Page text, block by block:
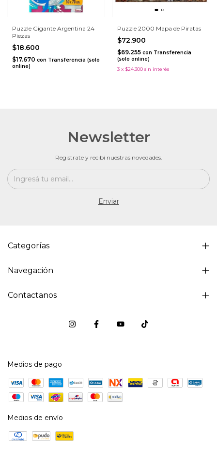
Puzzle Gigante Argentina 24
Piezas
$18.600
$17.670 con Transferencia (solo
online)
Puzzle 2000 Mapa de Piratas
$72.900
$69.255 con Transferencia
(solo online)
3 x $24.300 sin interés
Newsletter
Registrate y recibí nuestras novedades.
Categorías
Navegación
Contactanos
Medios de pago
Medios de envío